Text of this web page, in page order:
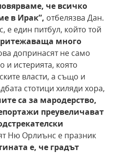
че всичко
в Ирак”, отбелязва Дан.
един питбул, който той
много
допринасят не само
истерията, която
власти, а също и
стотици хиляди хора,
са за мародерство,
преувеличават
Ню Орлиънс е празник
е, че градът